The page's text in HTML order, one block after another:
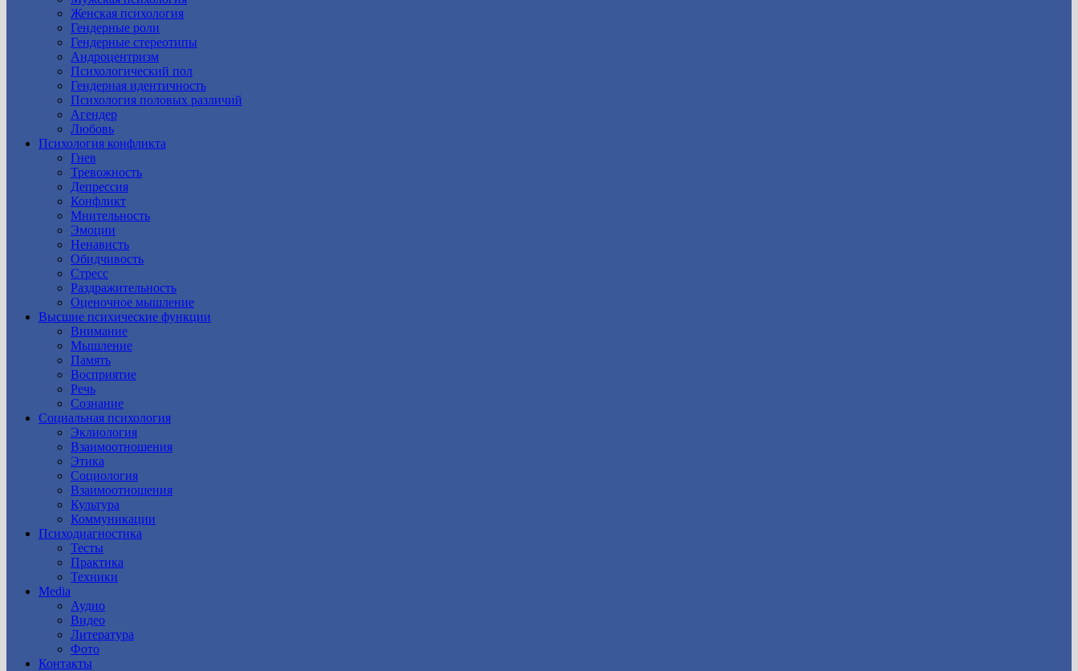
Женская психология
Гендерные роли
Гендерные стереотипы
Андроцентризм
Психологический пол
Гендерная идентичность
Психология половых различий
Агендер
Любовь
Психология конфликта
Гнев
Тревожность
Депрессия
Конфликт
Мнительность
Эмоции
Ненависть
Обидчивость
Стресс
Раздражительность
Оценочное мышление
Высшие психические функции
Внимание
Мышление
Память
Восприятие
Речь
Сознание
Социальная психология
Эклиология
Взаимоотношения
Этика
Социология
Взаимоотношения
Культура
Коммуникации
Психодиагностика
Тесты
Практика
Техники
Media
Аудио
Видео
Литература
Фото
Контакты